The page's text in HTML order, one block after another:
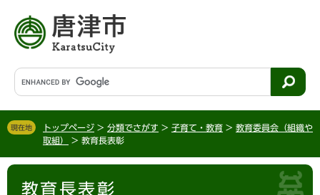
す
。
し
て
文
へ
G
o
g
l
カ
現在地 トップページ > 分類でさがす > 子育て・教育 > 教育委員会（組織や
取組）
> 教育長表彰
本
教育長表彰